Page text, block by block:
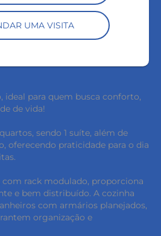
UMA VISITA
ideal para quem busca conforto,
de vida!
sendo 1 suíte, além de
oferecendo praticidade para o dia
com rack modulado, proporciona
e bem distribuído. A cozinha
com armários planejados,
organização e